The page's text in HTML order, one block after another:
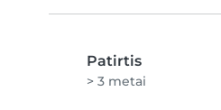
Patirtis
> 3 metai